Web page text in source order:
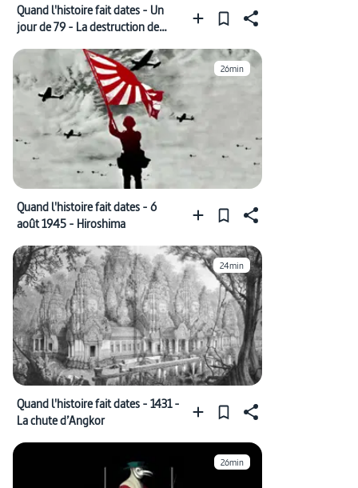
Quand l'histoire fait dates - Un
jour de 79 - La destruction de
26min
Quand l'histoire fait dates - 6
août 1945 - Hiroshima
24min
Quand l'histoire fait dates - 1431 -
La chute d’Angkor
26min